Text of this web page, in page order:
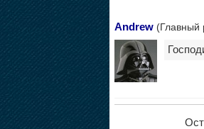
Andrew(Главный